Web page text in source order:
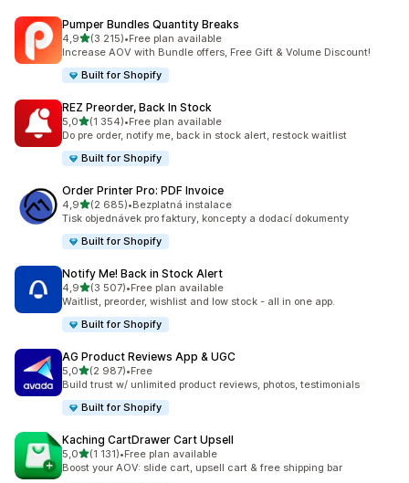
Pumper Bundles Quantity Breaks
4,9z 5 hvězd
(3 215)
Celkový počet recenzí: 3215
•Free plan available
Increase AOV with Bundle offers, Free Gift & Volume Discount!
Built for Shopify
REZ Preorder, Back In Stock
5,0z 5 hvězd
(1 354)
Celkový počet recenzí: 1354
•Free plan available
Do pre order, notify me, back in stock alert, restock waitlist
Built for Shopify
Order Printer Pro: PDF Invoice
4,9z 5 hvězd
(2 685)
Celkový počet recenzí: 2685
•Bezplatná instalace
Tisk objednávek pro faktury, koncepty a dodací dokumenty
Built for Shopify
Notify Me! Back in Stock Alert
4,9z 5 hvězd
(3 507)
Celkový počet recenzí: 3507
•Free plan available
Waitlist, preorder, wishlist and low stock - all in one app.
Built for Shopify
AG Product Reviews App & UGC
5,0z 5 hvězd
(2 987)
Celkový počet recenzí: 2987
•Free
Build trust w/ unlimited product reviews, photos, testimonials
Built for Shopify
Kaching CartDrawer Cart Upsell
5,0z 5 hvězd
(1 131)
Celkový počet recenzí: 1131
•Free plan available
Boost your AOV: slide cart, upsell cart & free shipping bar